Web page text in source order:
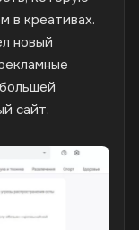
в креативах.
новый
сайт.